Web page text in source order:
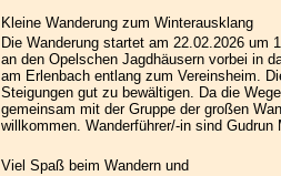
Kleine Wanderung zum Winterausklang
Die Wanderung startet am 22.02.2026 um
an den Opelschen Jagdhäusern vorbei in
am Erlenbach entlang zum Vereinsheim.
Steigungen gut zu bewältigen. Da die
gemeinsam mit der Gruppe der großen
willkommen. Wanderführer/-in sind
Viel Spaß beim Wandern und